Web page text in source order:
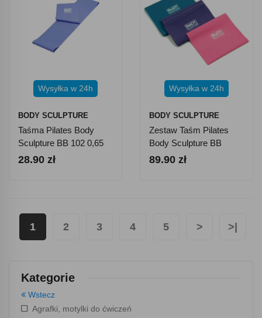
Kategorie
Wstecz
Agrafki, motylki do ćwiczeń
Wysyłka w 24h
BODY SCULPTURE
Taśma Pilates Body
Sculpture BB 102 0,65
Mm
28.90 zł
Wysyłka w 24h
BODY SCULPTURE
Zestaw Taśm Pilates
Body Sculpture BB
102NC
89.90 zł
1 2 3 4 5 > >|